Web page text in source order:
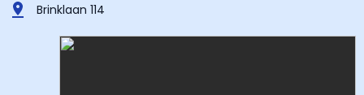
Brinklaan 114